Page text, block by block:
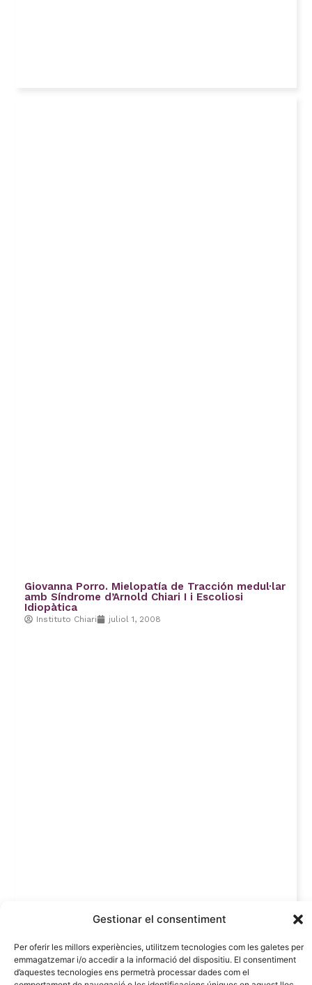
Gestionar el consentiment
Per oferir les millors experiències, utilitzem tecnologies com les galetes per
emmagatzemar i/o accedir a la informació del dispositiu. El consentiment
d’aquestes tecnologies ens permetrà processar dades com el
Giovanna Porro. Mielopatía de Tracción medul·lar
amb Síndrome d’Arnold Chiari I i Escoliosi
Idiopàtica
Instituto Chiari juliol 1, 2008